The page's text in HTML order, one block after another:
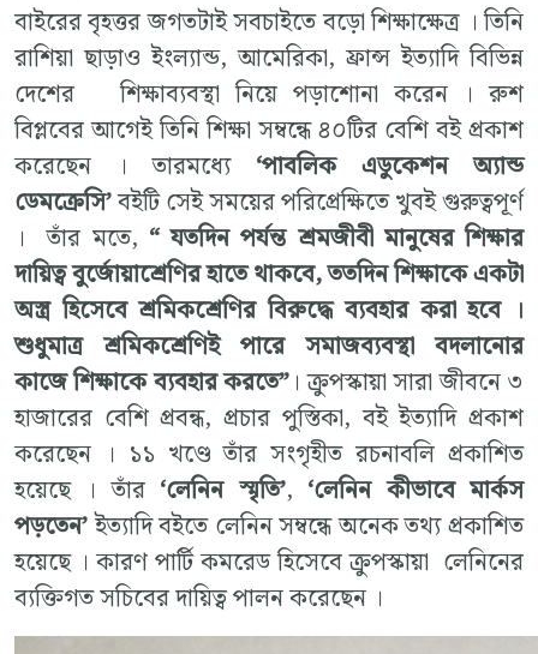
বাইরের বৃহত্তর জগতটাই সবচাইতে বড়ো শিক্ষাক্ষেত্র । তিনি
রাশিয়া ছাড়াও ইংল্যান্ড, আমেরিকা, ফ্রান্স ইত্যাদি বিভিন্ন
দেশের শিক্ষাব্যবস্থা নিয়ে পড়াশোনা করেন । রুশ
বিপ্লবের আগেই তিনি শিক্ষা সম্বন্ধে ৪০টির বেশি বই প্রকাশ
করেছেন । তারমধ্যে ‘পাবলিক এডুকেশন অ্যান্ড
ডেমক্রেসি’বইটি সেই সময়ের পরিপ্রেক্ষিতে খুবই গুরুত্বপূর্ণ
। তাঁর মতে, “ যতদিন পর্যন্ত শ্রমজীবী মানুষের শিক্ষার
দায়িত্ব বুর্জোয়াশ্রেণির হাতে থাকবে, ততদিন শিক্ষাকে একটা
অস্ত্র হিসেবে শ্রমিকশ্রেণির বিরুদ্ধে ব্যবহার করা হবে ।
শুধুমাত্র শ্রমিকশ্রেণিই পারে সমাজব্যবস্থা বদলানোর
কাজে শিক্ষাকে ব্যবহার করতে”। ক্রুপস্কায়া সারা জীবনে ৩
হাজারের বেশি প্রবন্ধ, প্রচার পুস্তিকা, বই ইত্যাদি প্রকাশ
করেছেন । ১১ খণ্ডে তাঁর সংগৃহীত রচনাবলি প্রকাশিত
হয়েছে । তাঁর ‘লেনিন স্মৃতি’, ‘লেনিন কীভাবে মার্কস
পড়তেন’ইত্যাদি বইতে লেনিন সম্বন্ধে অনেক তথ্য প্রকাশিত
হয়েছে । কারণ পার্টি কমরেড হিসেবে ক্রুপস্কায়া লেনিনের
ব্যক্তিগত সচিবের দায়িত্ব পালন করেছেন ।